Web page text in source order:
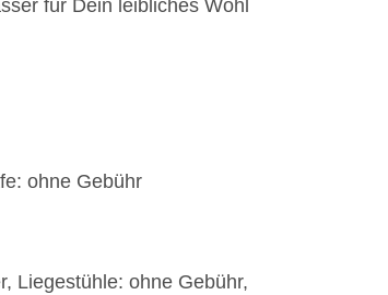
für Dein leibliches Wohl
ohne Gebühr
Liegestühle: ohne Gebühr,